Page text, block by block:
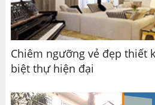
Chiêm ngưỡng vẻ đẹp thiết
biệt thự hiện đại